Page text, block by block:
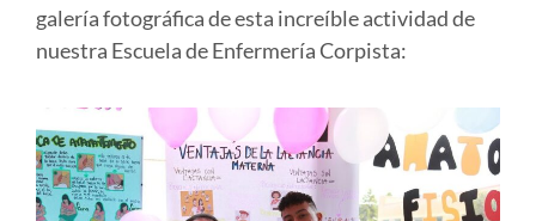
galería fotográfica de esta increíble actividad de
nuestra Escuela de Enfermería Corpista: